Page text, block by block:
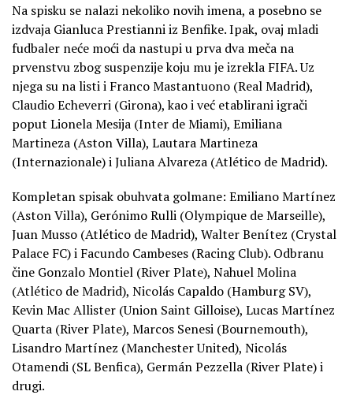
Na spisku se nalazi nekoliko novih imena, a posebno se
izdvaja Gianluca Prestianni iz Benfike. Ipak, ovaj mladi
fudbaler neće moći da nastupi u prva dva meča na
prvenstvu zbog suspenzije koju mu je izrekla FIFA. Uz
njega su na listi i Franco Mastantuono (Real Madrid),
Claudio Echeverri (Girona), kao i već etablirani igrači
poput Lionela Mesija (Inter de Miami), Emiliana
Martineza (Aston Villa), Lautara Martineza
(Internazionale) i Juliana Alvareza (Atlético de Madrid).
Kompletan spisak obuhvata golmane: Emiliano Martínez
(Aston Villa), Gerónimo Rulli (Olympique de Marseille),
Juan Musso (Atlético de Madrid), Walter Benítez (Crystal
Palace FC) i Facundo Cambeses (Racing Club). Odbranu
čine Gonzalo Montiel (River Plate), Nahuel Molina
(Atlético de Madrid), Nicolás Capaldo (Hamburg SV),
Kevin Mac Allister (Union Saint Gilloise), Lucas Martínez
Quarta (River Plate), Marcos Senesi (Bournemouth),
Lisandro Martínez (Manchester United), Nicolás
Otamendi (SL Benfica), Germán Pezzella (River Plate) i
drugi.